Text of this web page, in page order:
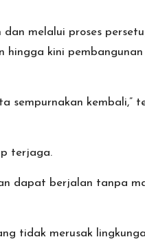
melalui proses
kini pembangunan
sempurnakan kembali,”
terjaga.
dapat berjalan tanpa
tidak merusak